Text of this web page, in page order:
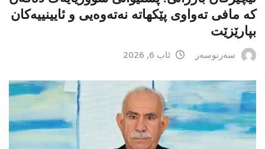
کە مافی تەواوی پێکهاتە نەتەوەیی و ئایینییەکان
بپارێزێت
سەرنوسەر ئاب 6, 2026